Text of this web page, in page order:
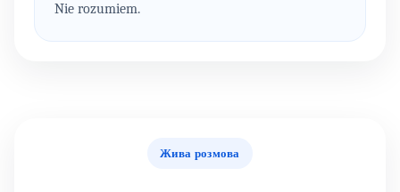
Nie rozumiem.
Жива розмова